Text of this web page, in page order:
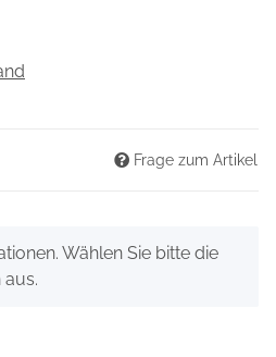
Frage zum Artikel
Wählen Sie bitte die